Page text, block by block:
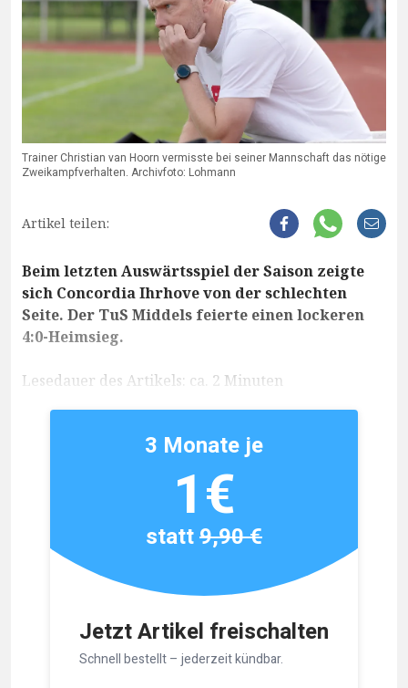
Trainer Christian van Hoorn vermisste bei seiner Mannschaft das nötige
Zweikampfverhalten. Archivfoto: Lohmann
Artikel teilen:
Beim letzten Auswärtsspiel der Saison zeigte
sich Concordia Ihrhove von der schlechten
Seite. Der TuS Middels feierte einen lockeren
4:0-Heimsieg.
Lesedauer des Artikels: ca. 2 Minuten
Jetzt Artikel freischalten
Schnell bestellt – jederzeit kündbar.
3 Monate je
1€
statt9,90 €